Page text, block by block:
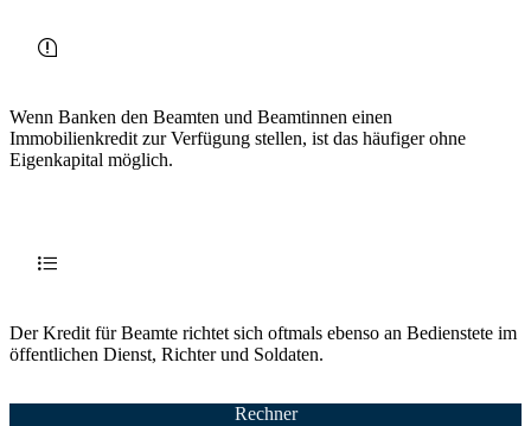
Wenn Banken den Beamten und Beamtinnen einen
Immobilienkredit zur Verfügung stellen, ist das häufiger ohne
Eigenkapital möglich.
Der Kredit für Beamte richtet sich oftmals ebenso an Bedienstete im
öffentlichen Dienst, Richter und Soldaten.
Rechner